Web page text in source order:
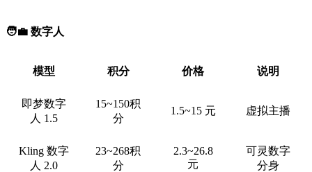
🧑‍💼 数字人
模型 积分 价格 说明
即梦数字
人 1.5
15~150积
分
1.5~15 元 虚拟主播
Kling 数字
人 2.0
23~268积
分
2.3~26.8
元
可灵数字
分身